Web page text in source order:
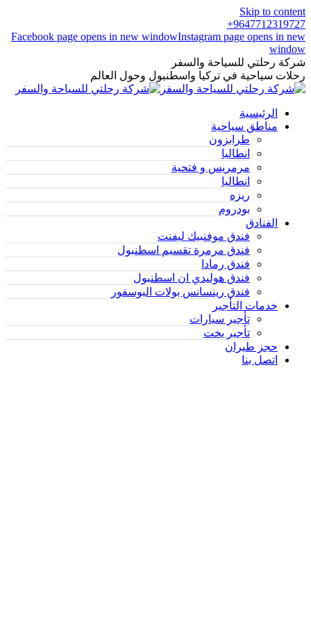
Skip to content
9647712319727+
Facebook page opens in new windowInstagram page opens in new
window
شركة رحلتي للسياحة والسفر
رحلات سياحية في تركيا واسطنبول وحول العالم
الرئيسية
مناطق سياحية
طرابزون
انطاليا
مرمريس و فتحية
انطاليا
ريزه
بودروم
الفنادق
فندق موفنبيك ليفنت
فندق مرمرة تقسيم اسطنبول
فندق رمادا
فندق هوليدي ان اسطنبول
فندق رينسانس بولات البوسفور
خدمات التأجير
تأجير سيارات
تأجير يخت
حجز طيران
اتصل بنا